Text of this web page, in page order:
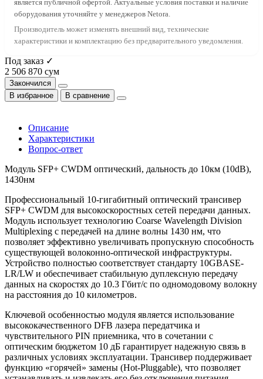
является публичной офертой. Актуальные условия поставки и наличие
оборудования уточняйте у менеджеров Netora.
Производитель может изменять внешний вид, технические
характеристики и комплектацию без предварительного уведомления.
Под заказ ✓
2 506 870 сум
Закончился
В избранное
В сравнение
Описание
Характеристики
Вопрос-ответ
Модуль SFP+ CWDM оптический, дальность до 10км (10dB),
1430нм
Профессиональный 10-гигабитный оптический трансивер
SFP+ CWDM для высокоскоростных сетей передачи данных.
Модуль использует технологию Coarse Wavelength Division
Multiplexing с передачей на длине волны 1430 нм, что
позволяет эффективно увеличивать пропускную способность
существующей волоконно-оптической инфраструктуры.
Устройство полностью соответствует стандарту 10GBASE-
LR/LW и обеспечивает стабильную дуплексную передачу
данных на скоростях до 10.3 Гбит/с по одномодовому волокну
на расстояния до 10 километров.
Ключевой особенностью модуля является использование
высококачественного DFB лазера передатчика и
чувствительного PIN приемника, что в сочетании с
оптическим бюджетом 10 дБ гарантирует надежную связь в
различных условиях эксплуатации. Трансивер поддерживает
функцию «горячей» замены (Hot-Pluggable), что позволяет